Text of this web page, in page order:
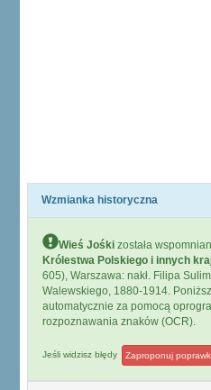
Wzmianka historyczna
Wieś Jośki została
Królestwa Polskiego i innych
605), Warszawa: nakł. Filipa
Walewskiego, 1880-1914.
automatycznie za pomocą
rozpoznawania znaków (OCR).
Jeśli widzisz błędy Zaproponuj